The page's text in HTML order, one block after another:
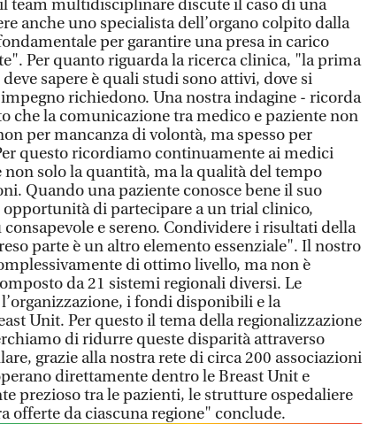
team multidisciplinare discute il caso di una
anche uno specialista dell’organo colpito dalla
per garantire una presa in carico
Per quanto riguarda la ricerca clinica, "la prima
sapere è quali studi sono attivi, dove si
richiedono. Una nostra indagine - ricorda
che la comunicazione tra medico e paziente non
per mancanza di volontà, ma spesso per
questo ricordiamo continuamente ai medici
solo la quantità, ma la qualità del tempo
Quando una paziente conosce bene il suo
opportunità di partecipare a un trial clinico,
e sereno. Condividere i risultati della
parte è un altro elemento essenziale". Il nostro
di ottimo livello, ma non è
da 21 sistemi regionali diversi. Le
i fondi disponibili e la
Unit. Per questo il tema della regionalizzazione
di ridurre queste disparità attraverso
grazie alla nostra rete di circa 200 associazioni
direttamente dentro le Breast Unit e
prezioso tra le pazienti, le strutture ospedaliere
offerte da ciascuna regione" conclude.